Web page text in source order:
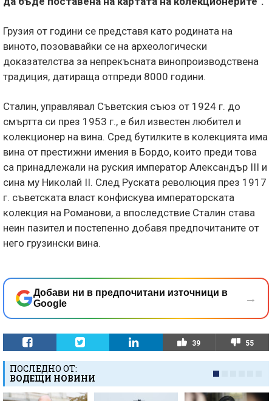
Грузия от години се представя като родината на
виното, позовавайки се на археологически
доказателства за непрекъсната винопроизводствена
традиция, датираща отпреди 8000 години.
Сталин, управлявал Съветския съюз от 1924 г. до
смъртта си през 1953 г., е бил известен любител и
колекционер на вина. Сред бутилките в колекцията има
вина от престижни имения в Бордо, които преди това
са принадлежали на руския император Александър III и
сина му Николай II. След Руската революция през 1917
г. съветската власт конфискува императорската
колекция на Романови, а впоследствие Сталин става
неин пазител и постепенно добавя предпочитаните от
него грузински вина.
Добави ни в предпочитани източници в
Google
→
39 55
ПОСЛЕДНО ОТ:
ВОДЕЩИ НОВИНИ